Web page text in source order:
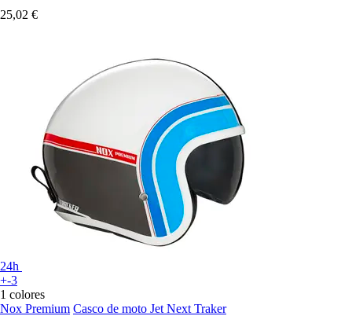
25,02 €
24h
+-3
1 colores
Nox Premium Casco de moto Jet Next Traker